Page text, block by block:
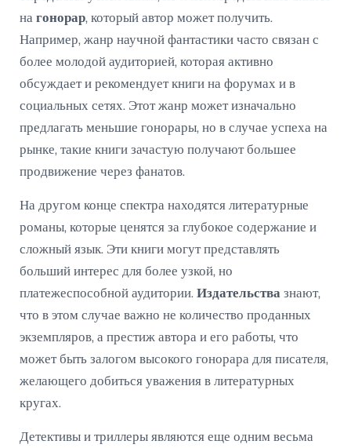
на гонорар, который автор может получить.
Например, жанр научной фантастики часто связан с
более молодой аудиторией, которая активно
обсуждает и рекомендует книги на форумах и в
социальных сетях. Этот жанр может изначально
предлагать меньшие гонорары, но в случае успеха на
рынке, такие книги зачастую получают большее
продвижение через фанатов.
На другом конце спектра находятся литературные
романы, которые ценятся за глубокое содержание и
сложный язык. Эти книги могут представлять
больший интерес для более узкой, но
платежеспособной аудитории. Издательства знают,
что в этом случае важно не количество проданных
экземпляров, а престиж автора и его работы, что
может быть залогом высокого гонорара для писателя,
желающего добиться уважения в литературных
кругах.
Детективы и триллеры являются еще одним весьма